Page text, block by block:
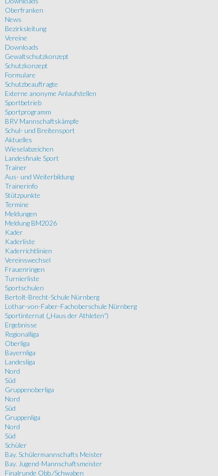
Oberfranken
News
Bezirksleitung
Vereine
Downloads
Gewaltschutzkonzept
Schutzkonzept
Formulare
Schutzbeauftragte
Externe anonyme Anlaufstellen
Sportbetrieb
Sportprogramm
BRV Mannschaftskämpfe
Schul- und Breitensport
Aktuelles
Wieselabzeichen
Landesfinale Sport
Trainer
Aus- und Weiterbildung
Trainerinfo
Stützpunkte
Termine
Meldungen
Meldung BM2026
Kader
Kaderliste
Kaderrichtlinien
Vereinswechsel
Frauenringen
Turnierliste
Sportschulen
Bertolt-Brecht-Schule Nürnberg
Lothar-von-Faber-Fachoberschule Nürnberg
Sportinternat („Haus der Athleten“)
Ergebnisse
Regionalliga
Oberliga
Bayernliga
Landesliga
Nord
Süd
Gruppenoberliga
Nord
Süd
Gruppenliga
Nord
Süd
Schüler
Bay. Schülermannschafts Meister
Bay. Jugend-Mannschaftsmeister
Finalrunde Obb./Schwaben